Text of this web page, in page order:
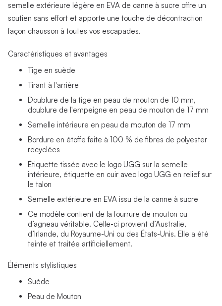
semelle extérieure légère en EVA de canne à sucre offre un
soutien sans effort et apporte une touche de décontraction
façon chausson à toutes vos escapades.
Caractéristiques et avantages
Tige en suède
Tirant à l'arrière
Doublure de la tige en peau de mouton de 10 mm,
doublure de l'empeigne en peau de mouton de 17 mm
Semelle intérieure en peau de mouton de 17 mm
Bordure en étoffe faite à 100 % de fibres de polyester
recyclées
Étiquette tissée avec le logo UGG sur la semelle
intérieure, étiquette en cuir avec logo UGG en relief sur
le talon
Semelle extérieure en EVA issu de la canne à sucre
Ce modèle contient de la fourrure de mouton ou
d’agneau véritable. Celle-ci provient d’Australie,
d’Irlande, du Royaume-Uni ou des États-Unis. Elle a été
teinte et traitée artificiellement.
Éléments stylistiques
Suède
Peau de Mouton